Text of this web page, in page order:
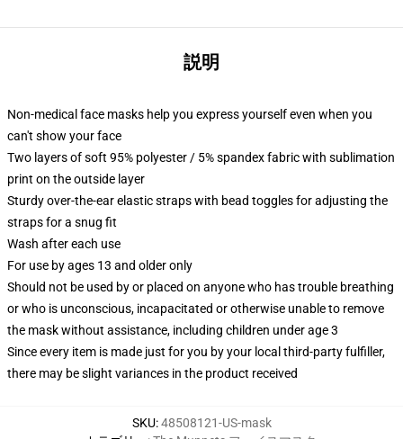
説明
Non-medical face masks help you express yourself even when you
can't show your face
Two layers of soft 95% polyester / 5% spandex fabric with sublimation
print on the outside layer
Sturdy over-the-ear elastic straps with bead toggles for adjusting the
straps for a snug fit
Wash after each use
For use by ages 13 and older only
Should not be used by or placed on anyone who has trouble breathing
or who is unconscious, incapacitated or otherwise unable to remove
the mask without assistance, including children under age 3
Since every item is made just for you by your local third-party fulfiller,
there may be slight variances in the product received
SKU:48508121-US-mask